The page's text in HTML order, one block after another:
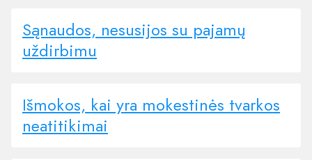
Sąnaudos, nesusijоs su pajamų
uždirbimu
Išmokos, kai yra mokestinės tvarkos
neatitikimai